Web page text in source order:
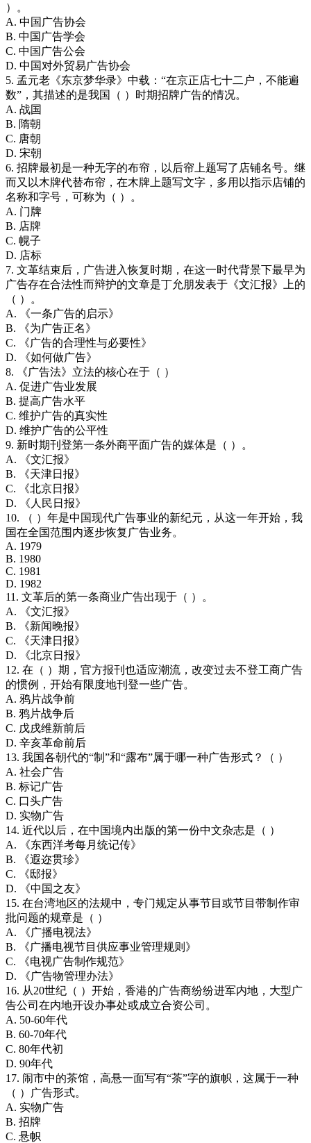
）。
A. 中国广告协会
B. 中国广告学会
C. 中国广告公会
D. 中国对外贸易广告协会
5. 孟元老《东京梦华录》中载：“在京正店七十二户，不能遍
数”，其描述的是我国（ ）时期招牌广告的情况。
A. 战国
B. 隋朝
C. 唐朝
D. 宋朝
6. 招牌最初是一种无字的布帘，以后帘上题写了店铺名号。继
而又以木牌代替布帘，在木牌上题写文字，多用以指示店铺的
名称和字号，可称为（ ）。
A. 门牌
B. 店牌
C. 幌子
D. 店标
7. 文革结束后，广告进入恢复时期，在这一时代背景下最早为
广告存在合法性而辩护的文章是丁允朋发表于《文汇报》上的
（ ）。
A. 《一条广告的启示》
B. 《为广告正名》
C. 《广告的合理性与必要性》
D. 《如何做广告》
8. 《广告法》立法的核心在于（ ）
A. 促进广告业发展
B. 提高广告水平
C. 维护广告的真实性
D. 维护广告的公平性
9. 新时期刊登第一条外商平面广告的媒体是（ ）。
A. 《文汇报》
B. 《天津日报》
C. 《北京日报》
D. 《人民日报》
10. （ ）年是中国现代广告事业的新纪元，从这一年开始，我
国在全国范围内逐步恢复广告业务。
A. 1979
B. 1980
C. 1981
D. 1982
11. 文革后的第一条商业广告出现于（ ）。
A. 《文汇报》
B. 《新闻晚报》
C. 《天津日报》
D. 《北京日报》
12. 在（ ）期，官方报刊也适应潮流，改变过去不登工商广告
的惯例，开始有限度地刊登一些广告。
A. 鸦片战争前
B. 鸦片战争后
C. 戊戌维新前后
D. 辛亥革命前后
13. 我国各朝代的“制”和“露布”属于哪一种广告形式？（ ）
A. 社会广告
B. 标记广告
C. 口头广告
D. 实物广告
14. 近代以后，在中国境内出版的第一份中文杂志是（ ）
A. 《东西洋考每月统记传》
B. 《遐迩贯珍》
C. 《邸报》
D. 《中国之友》
15. 在台湾地区的法规中，专门规定从事节目或节目带制作审
批问题的规章是（ ）
A. 《广播电视法》
B. 《广播电视节目供应事业管理规则》
C. 《电视广告制作规范》
D. 《广告物管理办法》
16. 从20世纪（ ）开始，香港的广告商纷纷进军内地，大型广
告公司在内地开设办事处或成立合资公司。
A. 50-60年代
B. 60-70年代
C. 80年代初
D. 90年代
17. 闹市中的茶馆，高悬一面写有“茶”字的旗帜，这属于一种
（ ）广告形式。
A. 实物广告
B. 招牌
C. 悬帜